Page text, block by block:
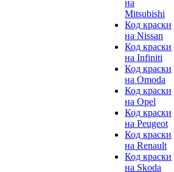
на
Mitsubishi
Код краски
на Nissan
Код краски
на Infiniti
Код краски
на Omoda
Код краски
на Opel
Код краски
на Peugeot
Код краски
на Renault
Код краски
на Skoda